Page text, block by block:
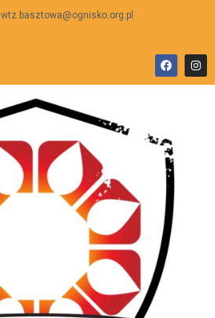
wtz.basztowa@ognisko.org.pl